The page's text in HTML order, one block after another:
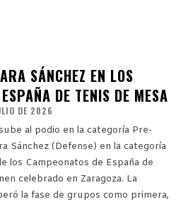
SÁNCHEZ EN LOS
DE TENIS DE MESA
DE 2026
al podio en la categoría Pre-
los Campeonatos de España de
celebrado en Zaragoza. La
la fase de grupos como primera,